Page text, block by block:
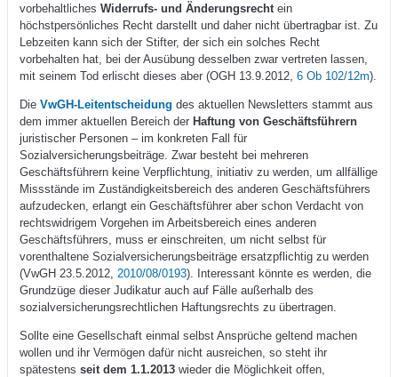
vorbehaltliches Widerrufs- und Änderungsrechtein
höchstpersönliches Recht darstellt und daher nicht übertragbar ist. Zu
Lebzeiten kann sich der Stifter, der sich ein solches Recht
vorbehalten hat, bei der Ausübung desselben zwar vertreten lassen,
mit seinem Tod erlischt dieses aber (OGH 13.9.2012, 6 Ob 102/12m).
Die VwGH-Leitentscheidung des aktuellen Newsletters stammt aus
dem immer aktuellen Bereich der Haftung von Geschäftsführern
juristischer Personen – im konkreten Fall für
Sozialversicherungsbeiträge. Zwar besteht bei mehreren
Geschäftsführern keine Verpflichtung, initiativ zu werden, um allfällige
Missstände im Zuständigkeitsbereich des anderen Geschäftsführers
aufzudecken, erlangt ein Geschäftsführer aber schon Verdacht von
rechtswidrigem Vorgehen im Arbeitsbereich eines anderen
Geschäftsführers, muss er einschreiten, um nicht selbst für
vorenthaltene Sozialversicherungsbeiträge ersatzpflichtig zu werden
(VwGH 23.5.2012, 2010/08/0193). Interessant könnte es werden, die
Grundzüge dieser Judikatur auch auf Fälle außerhalb des
sozialversicherungsrechtlichen Haftungsrechts zu übertragen.
Sollte eine Gesellschaft einmal selbst Ansprüche geltend machen
wollen und ihr Vermögen dafür nicht ausreichen, so steht ihr
spätestens seit dem 1.1.2013wieder die Möglichkeit offen,